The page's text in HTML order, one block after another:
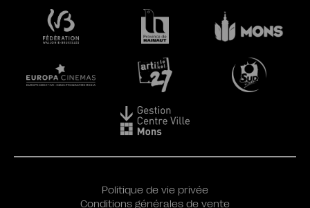
Politique de vie privée
Conditions générales de vente